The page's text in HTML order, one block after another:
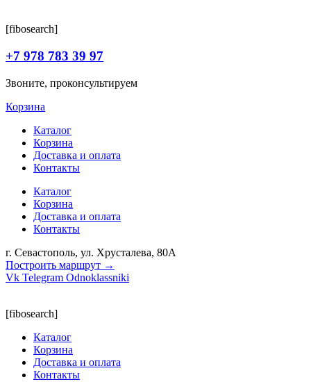
[fibosearch]
+7 978 783 39 97
Звоните, проконсультируем
Корзина
Каталог
Корзина
Доставка и оплата
Контакты
Каталог
Корзина
Доставка и оплата
Контакты
г. Севастополь, ул. Хрусталева, 80А
Построить маршрут →
Vk Telegram Odnoklassniki
[fibosearch]
Каталог
Корзина
Доставка и оплата
Контакты